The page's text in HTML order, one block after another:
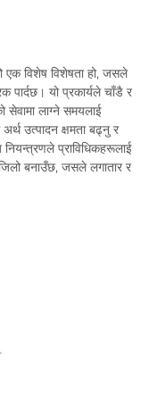
एक विशेष विशेषता हो, जसले
पार्दछ। यो प्रकार्यले चाँडै र
सेवामा लाग्ने समयलाई
उत्पादन क्षमता बढ्नु र
प्राविधिकहरूलाई
बनाउँछ, जसले लगातार र